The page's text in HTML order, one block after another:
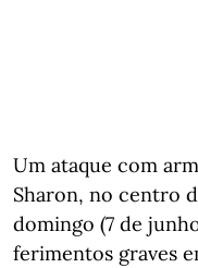
Um ataque com
Sharon, no centro
domingo (7 de
ferimentos graves